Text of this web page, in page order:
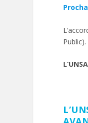
Public).